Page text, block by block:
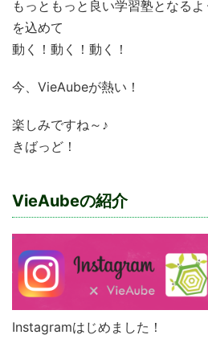
もっともっと良い学習塾となる
を込めて
動く！動く！動く！
今、VieAubeが熱い！
楽しみですね～♪
きばっど！
VieAubeの紹介
Instagramはじめました！